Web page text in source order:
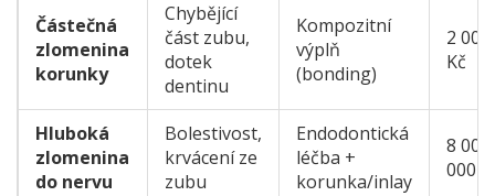
Částečná
zlomenina
korunky
Chybějící
část zubu,
dotek
dentinu
Kompozitní
výplň
(bonding)
2
Kč
Hluboká
zlomenina
do nervu
Bolestivost,
krvácení ze
zubu
Endodontická
léčba +
korunka/inlay
8
000